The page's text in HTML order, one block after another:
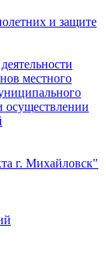
и защите
местного
осуществлении
г. Михайловск"